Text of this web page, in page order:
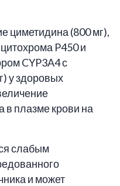
циметидина (800 мг),
P450 и
CYP3A4 с
у здоровых
плазме крови на
слабым
и может